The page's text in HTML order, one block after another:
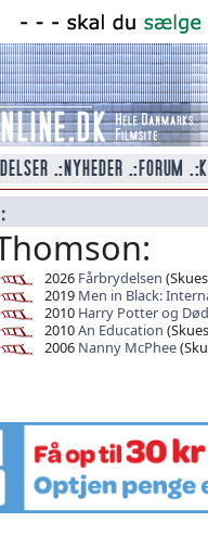
2026 Fårbrydelsen
2019 Men in Black:
2010 Harry Potter og
2010An Education
2006 Nanny McPhee